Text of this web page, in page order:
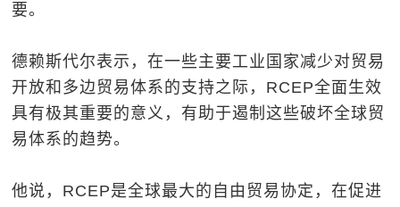
要。
德赖斯代尔表示，在一些主要工业国家减少对贸易
开放和多边贸易体系的支持之际，RCEP全面生效
具有极其重要的意义，有助于遏制这些破坏全球贸
易体系的趋势。
他说，RCEP是全球最大的自由贸易协定，在促进